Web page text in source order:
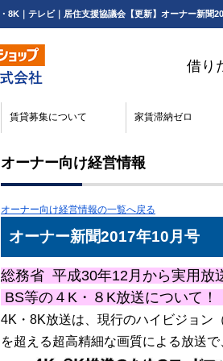
借り
賃貸募集について 家賃滞納ゼロ
オーナー向け経営情報
オーナー向け経営情報の一覧へ戻る
オーナー新聞2017年10月号
総務省 平成30年12月から実用放
BS等の４K・８K放送について！
4K・8K放送は、現行のハイビジョン
を超える超高精細な画質による放送